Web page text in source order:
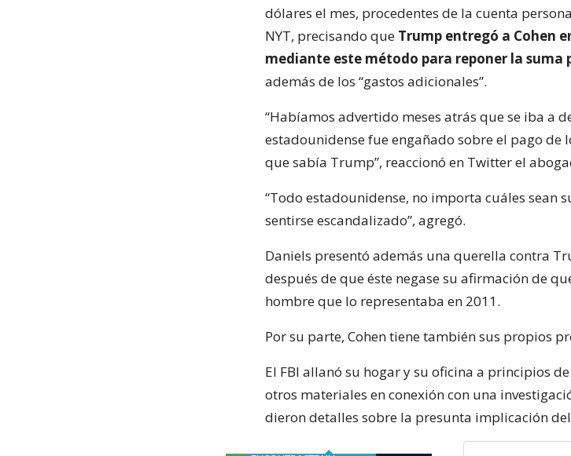
dólares el mes, procedentes de la cuenta
NYT, precisando que Trump entregó a Cohen
mediante este método para reponer la suma
además de los “gastos adicionales”.
“Habíamos advertido meses atrás que se iba a
estadounidense fue engañado sobre el pago de
que sabía Trump”, reaccionó en Twitter el
“Todo estadounidense, no importa cuáles sean
sentirse escandalizado”, agregó.
Daniels presentó además una querella contra
después de que éste negase su afirmación de
hombre que lo representaba en 2011.
Por su parte, Cohen tiene también sus propios
El FBI allanó su hogar y su oficina a principios
otros materiales en conexión con una
dieron detalles sobre la presunta implicación